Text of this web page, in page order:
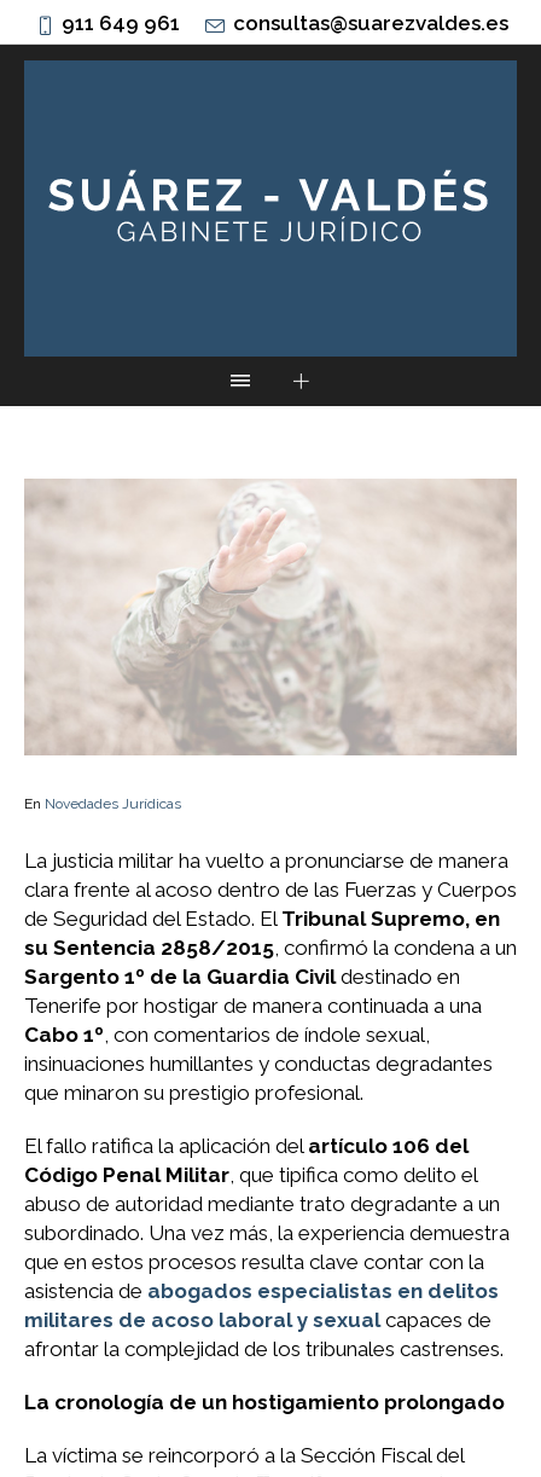
911 649 961 consultas@suarezvaldes.es
En Novedades Jurídicas
La justicia militar ha vuelto a pronunciarse de manera
clara frente al acoso dentro de las Fuerzas y Cuerpos
de Seguridad del Estado. El Tribunal Supremo, en
su Sentencia 2858/2015 , confirmó la condena a un
Sargento 1º de la Guardia Civildestinado en
Tenerife por hostigar de manera continuada a una
Cabo 1º , con comentarios de índole sexual,
insinuaciones humillantes y conductas degradantes
que minaron su prestigio profesional.
El fallo ratifica la aplicación del artículo 106 del
Código Penal Militar , que tipifica como delito el
abuso de autoridad mediante trato degradante a un
subordinado. Una vez más, la experiencia demuestra
que en estos procesos resulta clave contar con la
asistencia de abogados especialistas en delitos
militares de acoso laboral y sexualcapaces de
afrontar la complejidad de los tribunales castrenses.
La cronología de un hostigamiento prolongado
La víctima se reincorporó a la Sección Fiscal del